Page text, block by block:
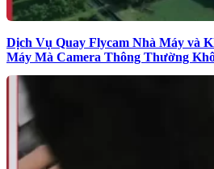
Dịch Vụ Quay Flycam Nhà Máy và
Máy Mà Camera Thông Thường